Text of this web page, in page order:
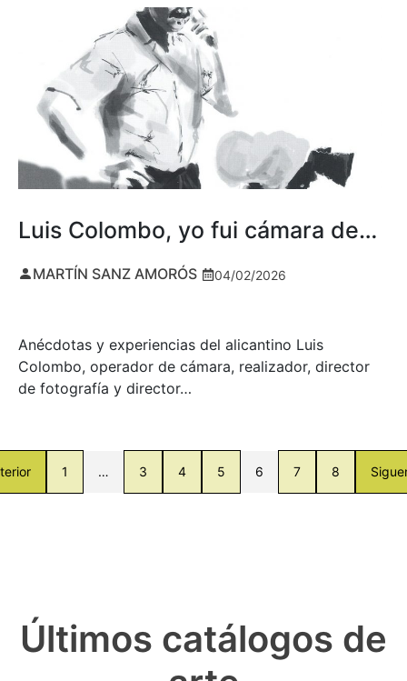
Luis Colombo, yo fui cámara de…
MARTÍN SANZ AMORÓS 04/02/2026
Anécdotas y experiencias del alicantino Luis
Colombo, operador de cámara, realizador, director
de fotografía y director…
1 … 3 4 5 6 7 8
Últimos catálogos de